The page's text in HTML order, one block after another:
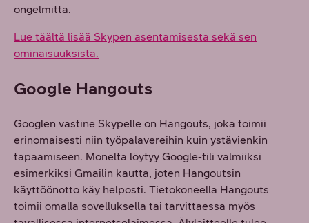
ongelmitta.
Lue täältä lisää Skypen asentamisesta sekä sen
ominaisuuksista.
Google Hangouts
Googlen vastine Skypelle on Hangouts, joka toimii
erinomaisesti niin työpalavereihin kuin ystävienkin
tapaamiseen. Monelta löytyy Google-tili valmiiksi
esimerkiksi Gmailin kautta, joten Hangoutsin
käyttöönotto käy helposti. Tietokoneella Hangouts
toimii omalla sovelluksella tai tarvittaessa myös